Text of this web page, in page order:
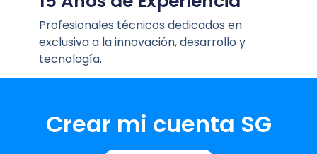
Profesionales técnicos dedicados en
exclusiva a la innovación, desarrollo y
tecnología.
Crear mi cuenta SG